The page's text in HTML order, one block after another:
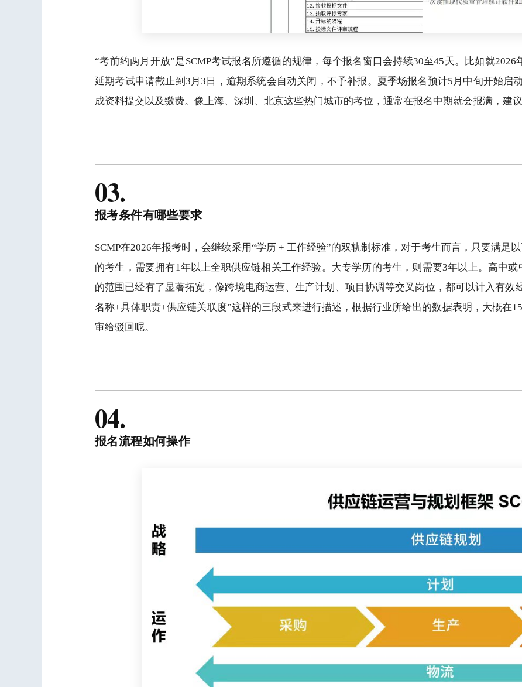
“考前约两月开放”是SCMP考试报名所遵循的规律，每个报名窗口会持续30至45天。比如就
延期考试申请截止到3月3日，逾期系统会自动关闭，不予补报。夏季场报名预计5月中旬开始启
成资料提交以及缴费。像上海、深圳、北京这些热门城市的考位，通常在报名中期就会报满，建
03.
报考条件有哪些要求
SCMP在2026年报考时，会继续采用“学历 + 工作经验”的双轨制标准，对于考生而言，只要满足
的考生，需要拥有1年以上全职供应链相关工作经验。大专学历的考生，则需要3年以上。高中
的范围已经有了显著拓宽，像跨境电商运营、生产计划、项目协调等交叉岗位，都可以计入有
名称+具体职责+供应链关联度”这样的三段式来进行描述，根据行业所给出的数据表明，大概在
审给驳回呢。
04.
报名流程如何操作